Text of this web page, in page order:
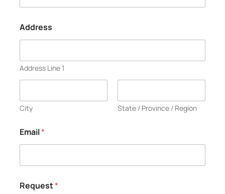
Address
Address Line 1
City State / Province / Region
Email*
Request*